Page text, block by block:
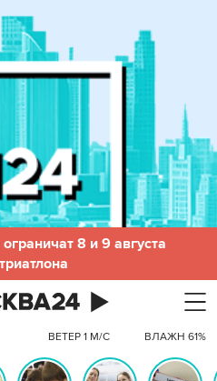
8 и 9 августа
ВЕТЕР 1 М/С ВЛАЖН 61%